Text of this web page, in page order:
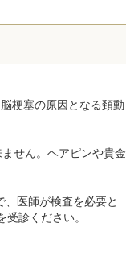
梗塞の原因となる頚動
せん。ヘアピンや貴金
医師が検査を必要と
診ください。